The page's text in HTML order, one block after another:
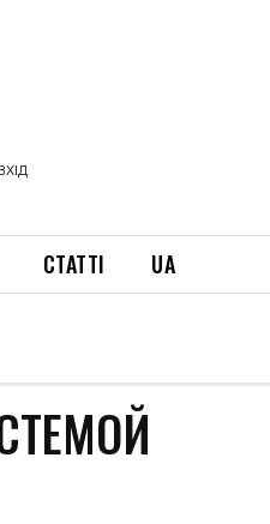
СТАТТІ UA